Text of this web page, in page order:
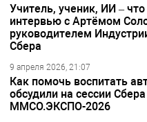
Учитель, ученик, ИИ –
интервью с Артёмом
руководителем
Сбера
9 апреля 2026, 21:07
Как помочь воспитать
обсудили на сессии
ММСО.ЭКСПО-2026